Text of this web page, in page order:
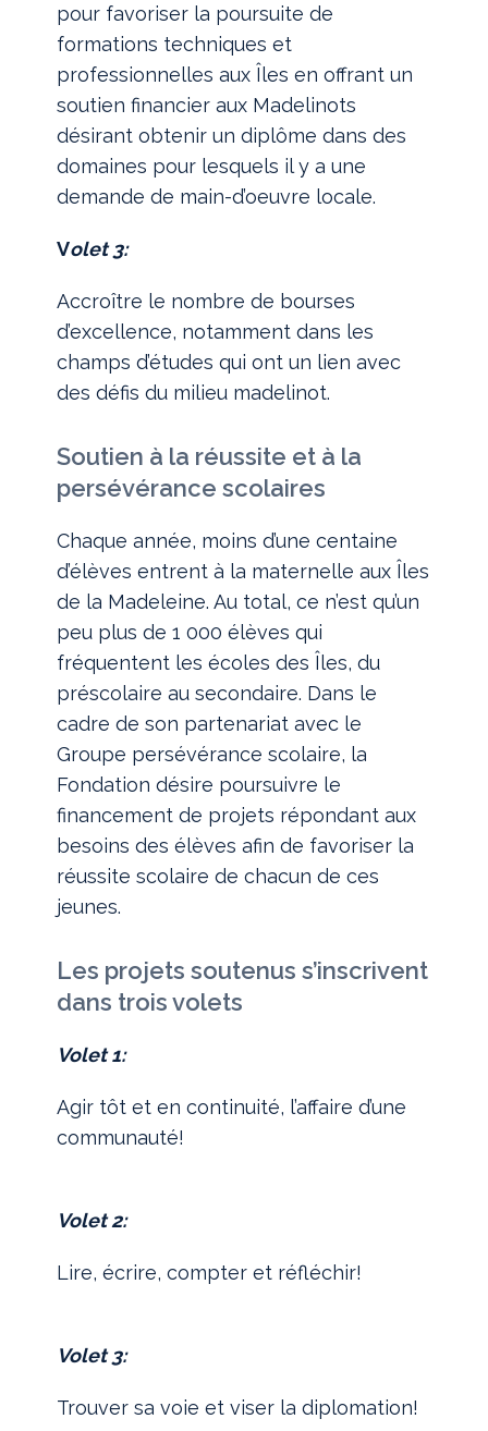
pour favoriser la poursuite de
formations techniques et
professionnelles aux Îles en offrant un
soutien financier aux Madelinots
désirant obtenir un diplôme dans des
domaines pour lesquels il y a une
demande de main-d’oeuvre locale.
Volet 3:
Accroître le nombre de bourses
d’excellence, notamment dans les
champs d’études qui ont un lien avec
des défis du milieu madelinot.
Soutien à la réussite et à la
persévérance scolaires
Chaque année, moins d’une centaine
d’élèves entrent à la maternelle aux Îles
de la Madeleine. Au total, ce n’est qu’un
peu plus de 1 000 élèves qui
fréquentent les écoles des Îles, du
préscolaire au secondaire. Dans le
cadre de son partenariat avec le
Groupe persévérance scolaire, la
Fondation désire poursuivre le
financement de projets répondant aux
besoins des élèves afin de favoriser la
réussite scolaire de chacun de ces
jeunes.
Les projets soutenus s’inscrivent
dans trois volets
Volet 1:
Agir tôt et en continuité, l’affaire d’une
communauté!
Volet 2:
Lire, écrire, compter et réfléchir!
Volet 3:
Trouver sa voie et viser la diplomation!